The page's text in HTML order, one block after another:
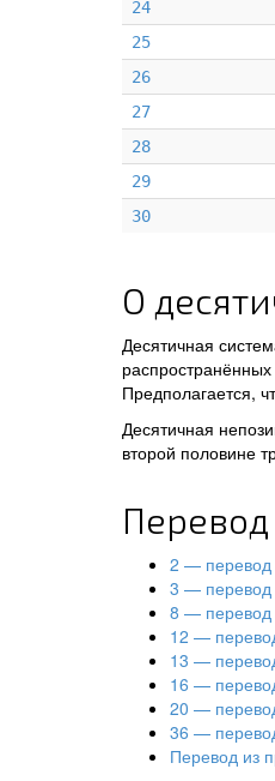
24
25
26
27
28
29
30
О
Десятичная
Предполагается,
Десятичная
второй половине
2 — перевод
3 — перевод
8 — перевод
12 —
13 —
16 —
20 —
36 —
Перевод из